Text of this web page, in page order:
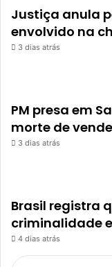
Justiça anula
envolvido na
3 dias atrás
PM presa em
morte de
3 dias atrás
Brasil registra
criminalidade
4 dias atrás